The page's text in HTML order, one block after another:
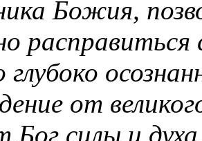
Божия,
от
Бог силы и